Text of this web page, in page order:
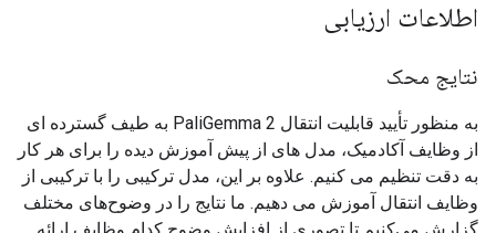
اطلاعات ارزیابی
نتایج محک
به منظور تأیید قابلیت انتقال PaliGemma 2 به طیف گسترده ای
از وظایف آکادمیک، مدل های از پیش آموزش دیده را برای هر کار
به دقت تنظیم می کنیم. علاوه بر این، مدل ترکیبی را با ترکیبی از
وظایف انتقال آموزش می دهیم. ما نتایج را در وضوح‌های مختلف